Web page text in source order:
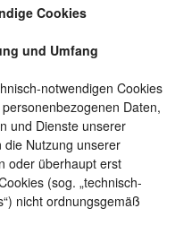
Cookies
und Umfang
notwendigen Cookies
Daten,
und Dienste unserer
die Nutzung unserer
oder überhaupt erst
(sog. „technisch-
nicht ordnungsgemäß